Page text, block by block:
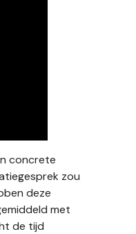
concrete
zou
deze
met
de tijd